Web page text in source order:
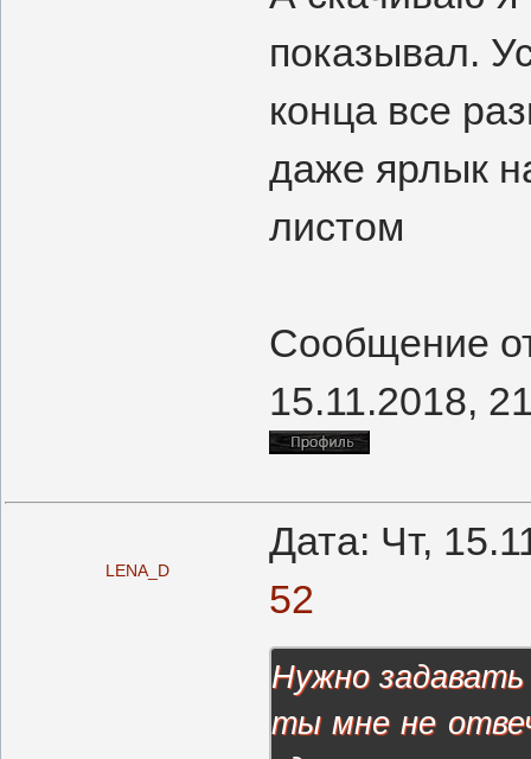
показывал.
конца все
даже ярлык
листом
Сообщение
15.11.2018,
LENA_D
Дата: Чт,
52
Нужно
ты мне не